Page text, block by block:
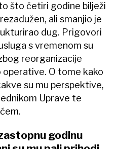
što četiri godine bilježi
ali smanjio je
dug. Prigovori
s vremenom su
reorganizacije
O tome kako
su mu perspektive,
Uprave te
godinu